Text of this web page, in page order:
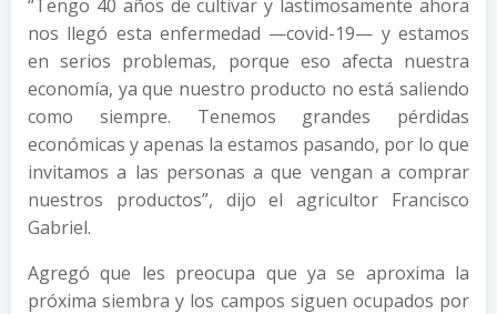
“Tengo 40 años de cultivar y lastimosamente ahora
nos llegó esta enfermedad —covid-19— y estamos
en serios problemas, porque eso afecta nuestra
economía, ya que nuestro producto no está saliendo
como siempre. Tenemos grandes pérdidas
económicas y apenas la estamos pasando, por lo que
invitamos a las personas a que vengan a comprar
nuestros productos”, dijo el agricultor Francisco
Gabriel.
Agregó que les preocupa que ya se aproxima la
próxima siembra y los campos siguen ocupados por